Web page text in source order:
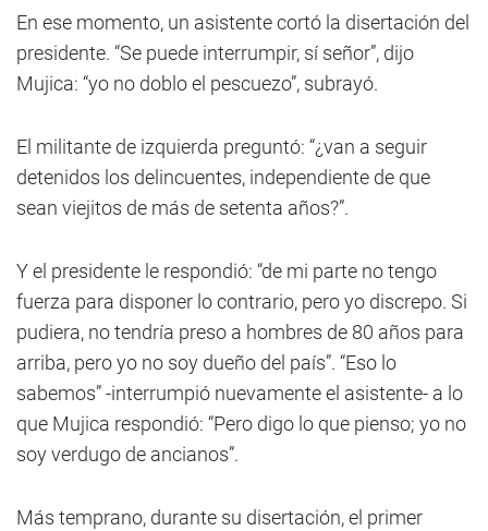
En ese momento, un asistente cortó la disertación del
presidente. “Se puede interrumpir, sí señor”, dijo
Mujica: “yo no doblo el pescuezo”, subrayó.
El militante de izquierda preguntó: “¿van a seguir
detenidos los delincuentes, independiente de que
sean viejitos de más de setenta años?”.
Y el presidente le respondió: “de mi parte no tengo
fuerza para disponer lo contrario, pero yo discrepo. Si
pudiera, no tendría preso a hombres de 80 años para
arriba, pero yo no soy dueño del país”. “Eso lo
sabemos” -interrumpió nuevamente el asistente- a lo
que Mujica respondió: “Pero digo lo que pienso; yo no
soy verdugo de ancianos”.
Más temprano, durante su disertación, el primer